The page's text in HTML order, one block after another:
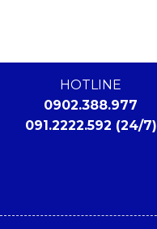
HOTLINE
0902.388.977
091.2222.592 (24/7)